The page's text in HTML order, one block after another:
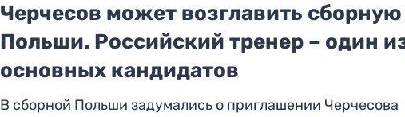
Черчесов может возглавить сборную
Польши. Российский тренер – один
основных кандидатов
В сборной Польши задумались о приглашении Черчесова